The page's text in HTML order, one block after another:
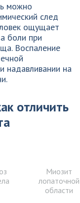
можно
след
ощущает
боли при
Воспаление
надавливании на
отличить
Миозит
лопаточной
области